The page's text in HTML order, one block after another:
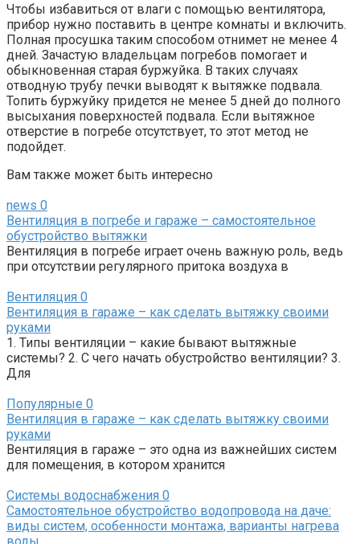
Чтобы избавиться от влаги с помощью вентилятора,
прибор нужно поставить в центре комнаты и включить.
Полная просушка таким способом отнимет не менее 4
дней. Зачастую владельцам погребов помогает и
обыкновенная старая буржуйка. В таких случаях
отводную трубу печки выводят к вытяжке подвала.
Топить буржуйку придется не менее 5 дней до полного
высыхания поверхностей подвала. Если вытяжное
отверстие в погребе отсутствует, то этот метод не
подойдет.
Вам также может быть интересно
news 0
Вентиляция в погребе и гараже – самостоятельное
обустройство вытяжки
Вентиляция в погребе играет очень важную роль, ведь
при отсутствии регулярного притока воздуха в
Вентиляция 0
Вентиляция в гараже – как сделать вытяжку своими
руками
1. Типы вентиляции – какие бывают вытяжные
системы? 2. С чего начать обустройство вентиляции? 3.
Для
Популярные 0
Вентиляция в гараже – как сделать вытяжку своими
руками
Вентиляция в гараже – это одна из важнейших систем
для помещения, в котором хранится
Системы водоснабжения 0
Самостоятельное обустройство водопровода на даче:
виды систем, особенности монтажа, варианты нагрева
воды